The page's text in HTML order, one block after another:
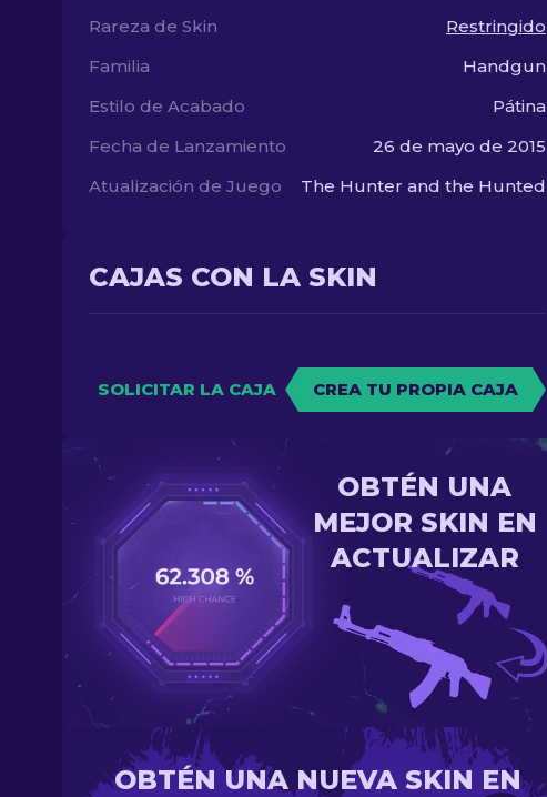
Rareza de Skin
Restringido
Familia
Handgun
Estilo de Acabado
Pátina
Fecha de Lanzamiento
26 de mayo de 2015
Atualización de Juego
The Hunter and the Hunted
CAJAS CON LA SKIN
SOLICITAR LA CAJA CREA TU PROPIA CAJA
OBTÉN UNA
MEJOR SKIN EN
ACTUALIZAR
OBTÉN UNA NUEVA SKIN EN